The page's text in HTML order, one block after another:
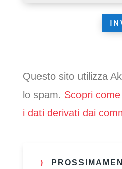
Questo sito utilizza
lo spam. Scopri
i dati derivati dai